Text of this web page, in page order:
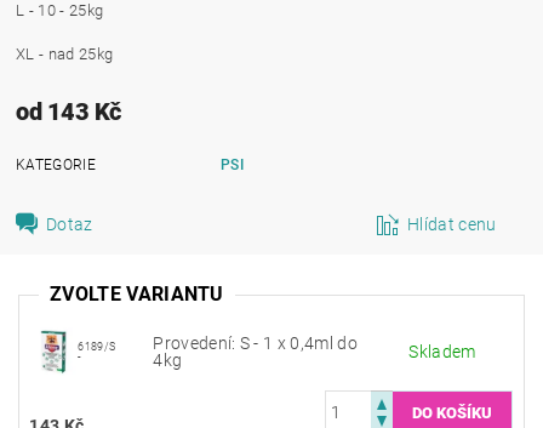
L - 10 - 25kg
XL - nad 25kg
od 143 Kč
KATEGORIE PSI
Dotaz Hlídat cenu
ZVOLTE VARIANTU
6189/S
-
Provedení: S - 1 x 0,4ml do
4kg
Skladem